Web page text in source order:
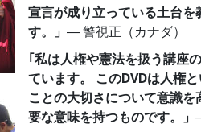
宣言が成り立っている土台を
す。」 ― 警視正（カナダ）
｢私は人権や憲法を扱う講座
ています。 このDVDは人権
ことの大切さについて意識
要な意味を持つものです。」